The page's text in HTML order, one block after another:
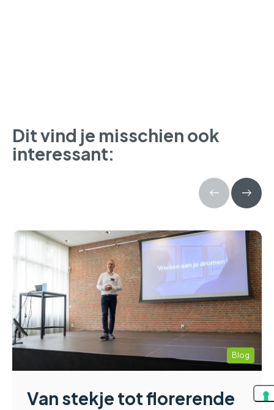
Dit vind je misschien ook
interessant:
Blog
Van stekje tot florerende